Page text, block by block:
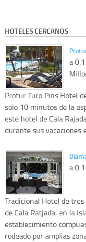
HOTELES CERCANOS
a
Protur Turo Pins Hotel
solo 10 minutos de la
este hotel de Cala
durante sus vacaciones
a
Tradicional Hotel de
de Cala Ratjada, en la
establecimiento
rodeado por amplias